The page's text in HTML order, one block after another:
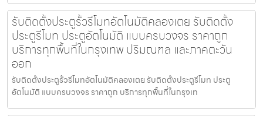
รับติดตั้งประตูรั้วรีโมทอัตโนมัติคลองเตย รับติดตั้ง
ประตูรีโมท ประตูอัตโนมัติ แบบครบวงจร ราคาถูก
บริการทุกพื้นที่ในกรุงเทพ ปริมณฑล และภาคตะวัน
ออก
รับติดตั้งประตูรั้วรีโมทอัตโนมัติคลองเตย รับติดตั้งประตูรีโมท ประตู
อัตโนมัติ แบบครบวงจร ราคาถูก บริการทุกพื้นที่ในกรุงเท